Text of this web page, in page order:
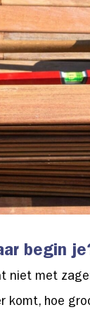
begin
niet met
komt, hoe